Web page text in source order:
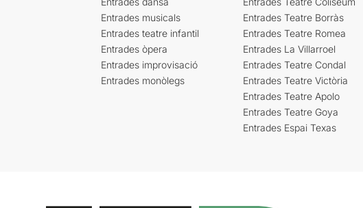
Entrades musicals
Entrades teatre infantil
Entrades òpera
Entrades improvisació
Entrades monòlegs
Entrades Teatre Borràs
Entrades Teatre Romea
Entrades La Villarroel
Entrades Teatre Condal
Entrades Teatre Victòria
Entrades Teatre Apolo
Entrades Teatre Goya
Entrades Espai Texas